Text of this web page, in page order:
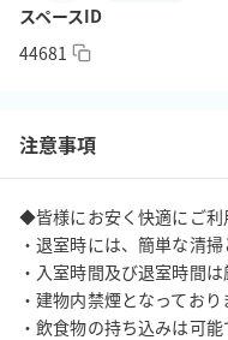
スペースID
44681
注意事項
◆皆様にお安く快適にご利
・退室時には、簡単な清
・入室時間及び退室時間
・建物内禁煙となっており
・飲食物の持ち込みは可